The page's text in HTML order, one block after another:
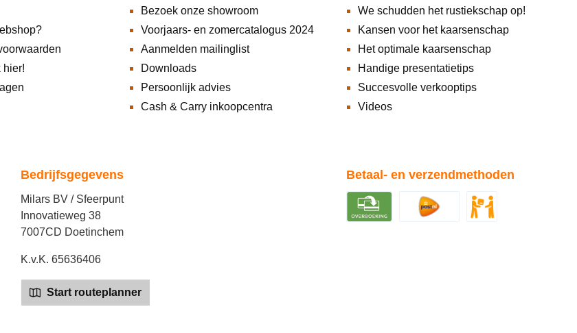
hier!
Bezoek onze showroom
Voorjaars- en zomercatalogus 2024
Aanmelden mailinglist
Downloads
Persoonlijk advies
Cash & Carry inkoopcentra
We schudden het rustiekschap op!
Kansen voor het kaarsenschap
Het optimale kaarsenschap
Handige presentatietips
Succesvolle verkooptips
Videos
Bedrijfsgegevens
Milars BV / Sfeerpunt
Innovatieweg 38
7007CD Doetinchem
K.v.K. 65636406
Start routeplanner
Betaal- en verzendmethoden